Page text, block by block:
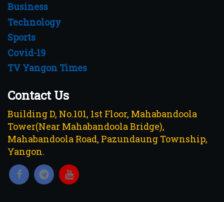
Business
Technology
Sports
Covid-19
TV Yangon Times
Contact Us
Building D, No.101, 1st Floor, Mahabandoola
Tower(Near Mahabandoola Bridge),
Mahabandoola Road, Pazundaung Township,
Yangon.